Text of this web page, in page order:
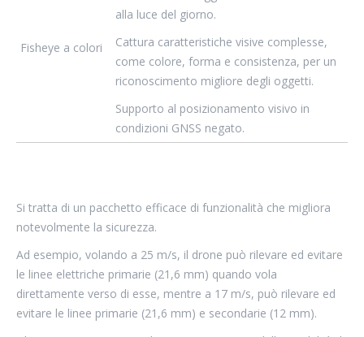
Fisheye a colori
alla luce del giorno.
Cattura caratteristiche visive complesse,
come colore, forma e consistenza, per un
riconoscimento migliore degli oggetti.
Supporto al posizionamento visivo in
condizioni GNSS negato.
Si tratta di un pacchetto efficace di funzionalità che migliora
notevolmente la sicurezza.
Ad esempio, volando a 25 m/s, il drone può rilevare ed evitare
le linee elettriche primarie (21,6 mm) quando vola
direttamente verso di esse, mentre a 17 m/s, può rilevare ed
evitare le linee primarie (21,6 mm) e secondarie (12 mm).